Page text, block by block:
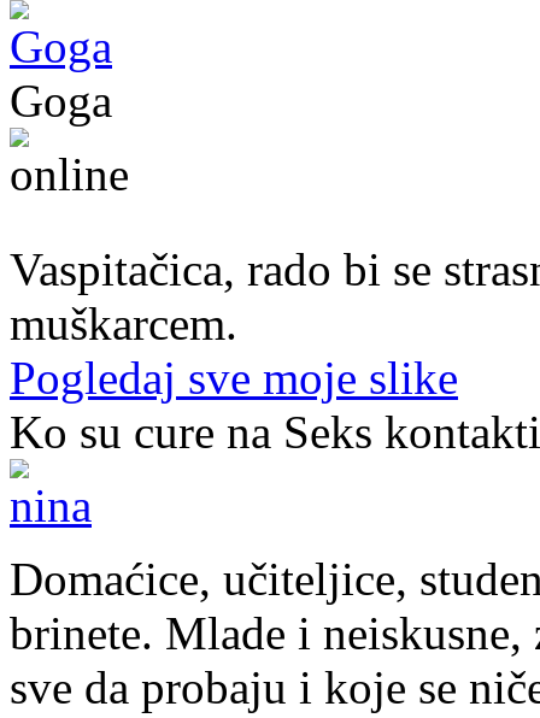
Goga
Vaspitačica, rado bi se
muškarcem.
Pogledaj sve moje slike
Ko su cure na Seks
Domaćice, učiteljice,
brinete. Mlade i
sve da probaju i koje se